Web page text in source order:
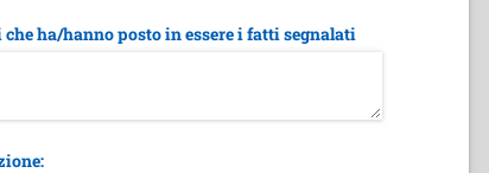
ha/​hanno posto in essere i fatti segnalati